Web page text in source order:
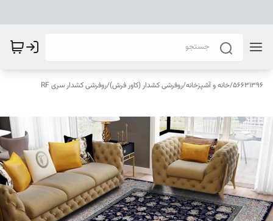
56631396
/خانه و آشپزخانه/روفرشی کشدار (کاور فرش)/روفرشی کشدار سری RF